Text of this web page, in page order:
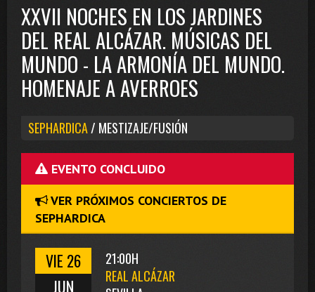
XXVII NOCHES EN LOS JARDINES
DEL REAL ALCÁZAR. MÚSICAS DEL
MUNDO - LA ARMONÍA DEL MUNDO.
HOMENAJE A AVERROES
SEPHARDICA/ MESTIZAJE/FUSIÓN
EVENTO CONCLUIDO
VER PRÓXIMOS CONCIERTOS DE
SEPHARDICA
VIE 26
JUN
21:00H
REAL ALCÁZAR